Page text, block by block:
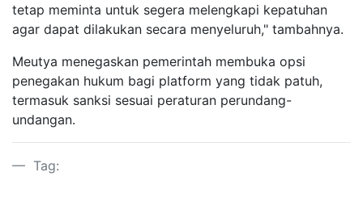
tetap meminta untuk segera melengkapi kepatuhan
agar dapat dilakukan secara menyeluruh," tambahnya.
Meutya menegaskan pemerintah membuka opsi
penegakan hukum bagi platform yang tidak patuh,
termasuk sanksi sesuai peraturan perundang-
undangan.
Tag: